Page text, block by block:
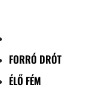
FORRÓ DRÓT
ÉLŐ FÉM